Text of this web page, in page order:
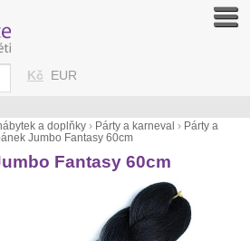
a doplňky › Párty a karneval › Párty a
Jumbo Fantasy 60cm
Fantasy 60cm
Kč EUR